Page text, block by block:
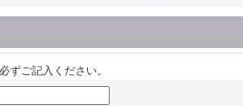
ずご記入ください。